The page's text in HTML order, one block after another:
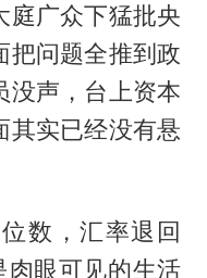
庭广众下猛批央
把问题全推到政
没声，台上资本
其实已经没有悬
数，汇率退回
眼可见的生活